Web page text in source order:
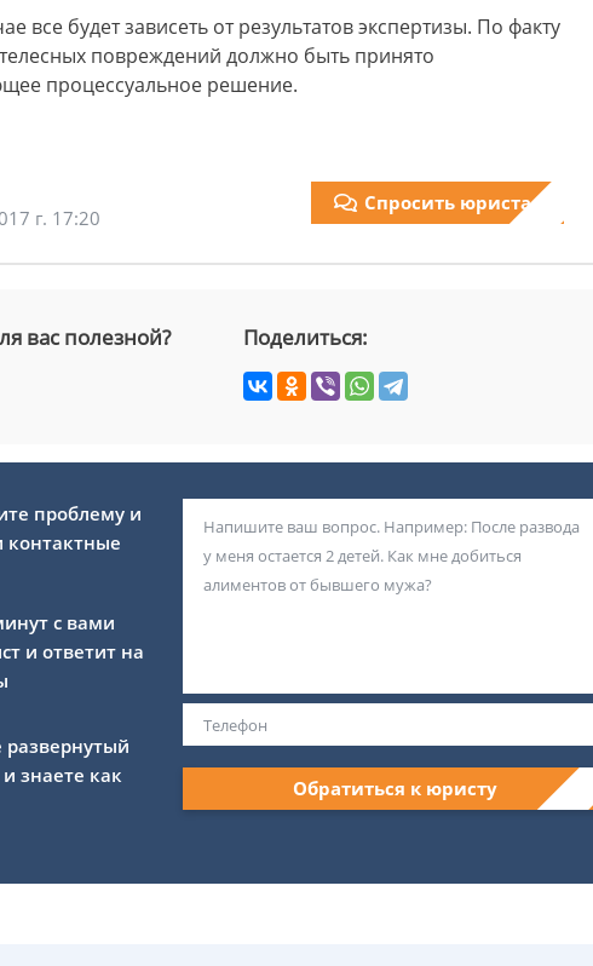
все будет зависеть от результатов экспертизы. По факту
повреждений должно быть принято
процессуальное решение.
г. 17:20
Спросить юриста
вас полезной? Поделиться:
проблему и
контактные
с вами
и ответит на
развернутый
знаете как
Обратиться к юристу